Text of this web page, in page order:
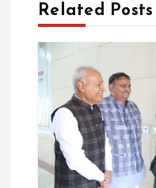
v
g
a
Related Posts